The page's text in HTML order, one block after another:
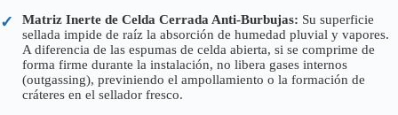
✓ Matriz Inerte de Celda Cerrada Anti-Burbujas: Su superficie
sellada impide de raíz la absorción de humedad pluvial y vapores.
A diferencia de las espumas de celda abierta, si se comprime de
forma firme durante la instalación, no libera gases internos
(outgassing), previniendo el ampollamiento o la formación de
cráteres en el sellador fresco.